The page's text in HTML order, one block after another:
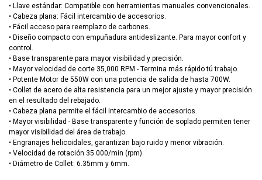
• Llave estándar: Compatible con herramientas manuales convencionales.
• Cabeza plana: Fácil intercambio de accesorios.
• Fácil acceso para reemplazo de carbones.
• Diseño compacto con empuñadura antideslizante. Para mayor confort y
control.
• Base transparente para mayor visibilidad y precisión.
• Mayor velocidad de corte 35,000 RPM - Termina más rápido tú trabajo.
• Potente Motor de 550W con una potencia de salida de hasta 700W.
• Collet de acero de alta resistencia para un mejor ajuste y mayor precisión
en el resultado del rebajado.
• Cabeza plana permite el fácil intercambio de accesorios.
• Mayor visibilidad - Base transparente y función de soplado permiten tener
mayor visibilidad del área de trabajo.
• Engranajes helicoidales, garantizan bajo ruido y menor vibración.
• Velocidad de rotación 35.000/min (rpm).
• Diámetro de Collet: 6.35mm y 6mm.